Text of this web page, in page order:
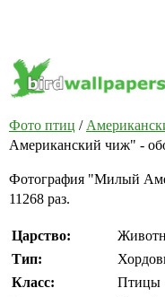
Фото птиц /
Американский чиж" -
Фотография "Милый
11268 раз.
Царство:
Тип:
Класс:
Птицы